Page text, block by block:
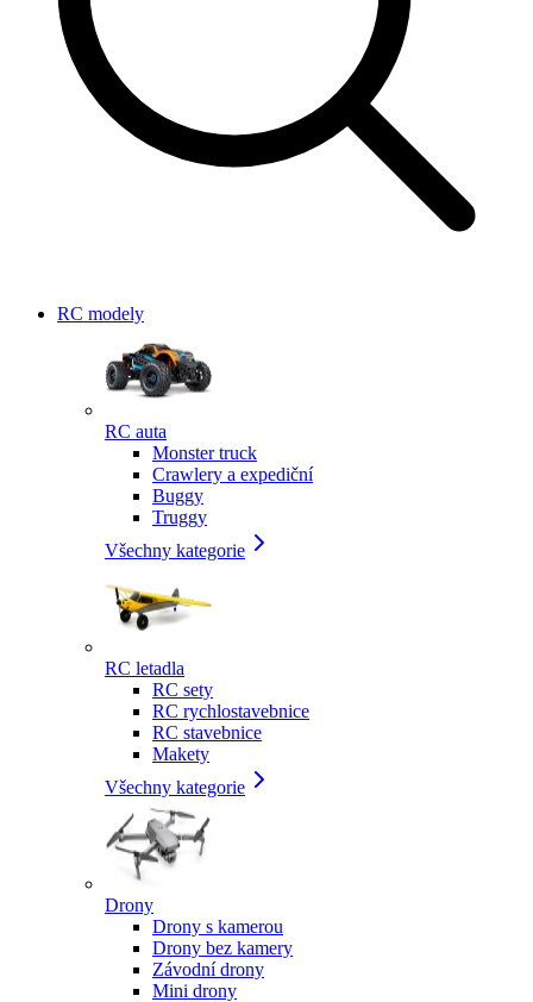
RC modely
RC auta
Monster truck
Crawlery a expediční
Buggy
Truggy
Všechny kategorie
RC letadla
RC sety
RC rychlostavebnice
RC stavebnice
Makety
Všechny kategorie
Drony
Drony s kamerou
Drony bez kamery
Závodní drony
Mini drony